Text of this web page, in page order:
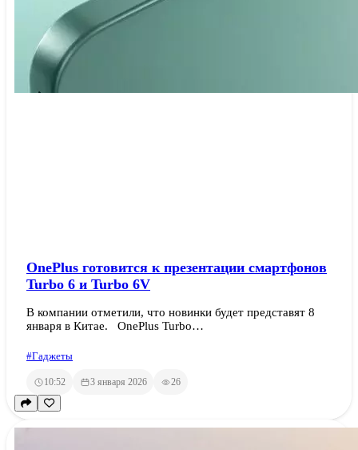
OnePlus готовится к презентации смартфонов
Turbo 6 и Turbo 6V
В компании отметили, что новинки будет представят 8
января в Китае. OnePlus Turbo…
#Гаджеты
10:52 3 января 2026 26